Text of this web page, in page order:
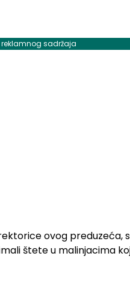
reklamnog sadržaja
ovog preduzeća,
štete u malinjacima